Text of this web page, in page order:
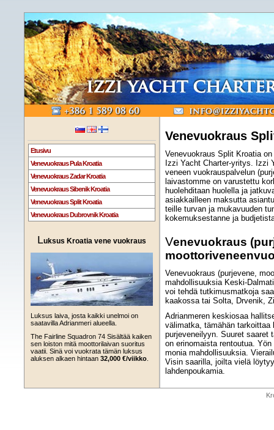
Etusivu
Venevuokraus Pula Kroatia
Venevuokraus Zadar Kroatia
Venevuokraus Sibenik Kroatia
Venevuokraus Split Kroatia
Venevuokraus Dubrovnik Kroatia
Luksus Kroatia vene vuokraus
Luksus laiva, josta kaikki unelmoi on
saatavilla Adrianmeri alueella.
The Fairline Squadron 74 Sisältää kaiken
sen loiston mitä moottorilaivan suoritus
vaatii. Sinä voi vuokrata tämän luksus
aluksen alkaen hintaan 32,000 €/viikko
Venevuokraus
Venevuokraus Split Kroatia
Izzi Yacht Charter-yritys. Izzi
veneen vuokrauspalvelun
laivastomme on varustettu
huolehditaan huolella ja
asiakkailleen maksutta
teille turvan ja mukavuuden
kokemuksestanne ja
Venevuokraus (purjeveneen tai
Venevuokraus (purjevene,
mahdollisuuksia Keski-
voi tehdä tutkimusmatkoja
kaakossa tai Solta, Drvenik,
Adrianmeren keskiosaa
välimatka, tämähän tarkoittaa
purjeveneilyyn. Suuret saaret
on erinomaista rentoutua.
monia mahdollisuuksia.
Visin saarilla, joilta vielä
lahdenpoukamia.